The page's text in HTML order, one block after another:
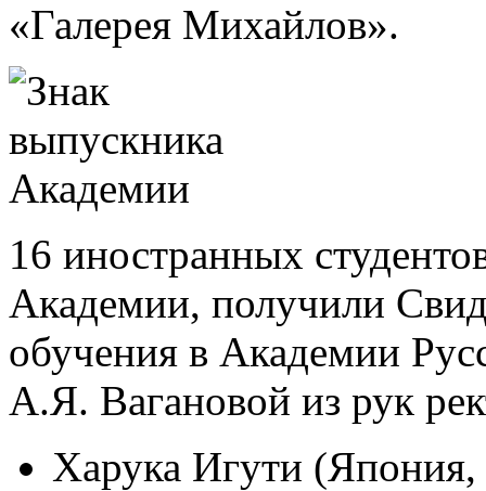
«Галерея Михайлов».
16 иностранных
Академии, получили
обучения в Академии
А.Я. Вагановой из рук
Харука Игути